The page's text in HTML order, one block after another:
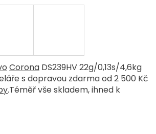
Corona DS239HV 22g/0,13s/4,6kg
s dopravou zdarma od 2 500 Kč
.Téměř vše skladem, ihned k